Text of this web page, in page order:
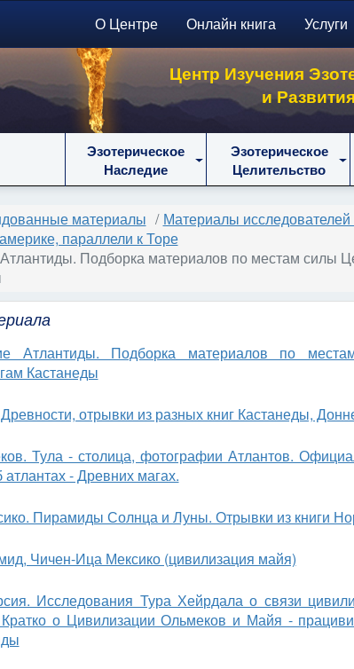
О Центре Онлайн книга Услуги
Центр Изучения
и
Эзотерическое
Наследие
Эзотерическое
Целительство
материалы
Материалы
параллели к Торе
Подборка материалов по местам силы
Атлантиды. Подборка материалов по
Кастанеды
отрывки из разных книг Кастанеды,
Тула - столица, фотографии Атлантов.
атлантах - Древних магах.
Пирамиды Солнца и Луны. Отрывки из книги
Чичен-Ица Мексико (цивилизация майя)
Исследования Тура Хейрдала о связи
Кратко о Цивилизации Ольмеков и Майя -